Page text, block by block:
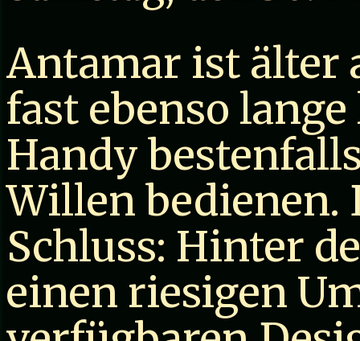
Antamar ist älter
fast ebenso
Handy
Willen
Schluss: Hinter
einen riesigen